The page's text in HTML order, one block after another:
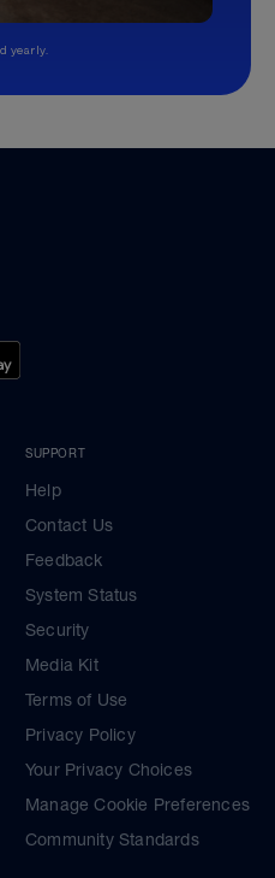
yearly.
SUPPORT
Help
Contact Us
Feedback
System Status
Security
Media Kit
Terms of Use
Privacy Policy
Your Privacy Choices
Manage Cookie Preferences
Community Standards